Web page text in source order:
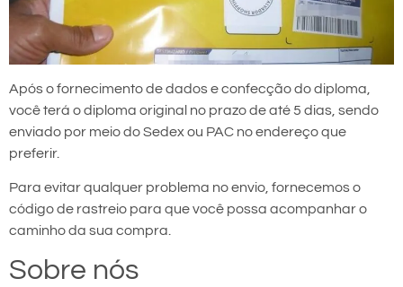
Após o fornecimento de dados e confecção do diploma,
você terá o diploma original no prazo de até 5 dias, sendo
enviado por meio do Sedex ou PAC no endereço que
preferir.
Para evitar qualquer problema no envio, fornecemos o
código de rastreio para que você possa acompanhar o
caminho da sua compra.
Sobre nós